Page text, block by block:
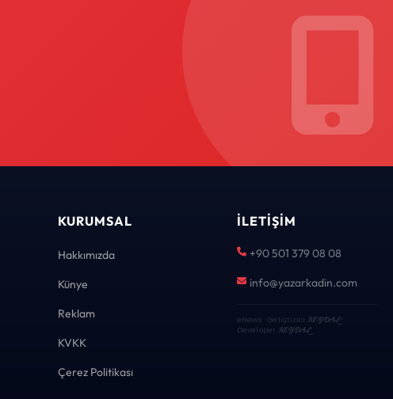
KURUMSAL
Hakkımızda
Künye
Reklam
KVKK
Çerez Politikası
İLETIŞIM
+90 501 379 08 08
info@yazarkadin.com
eNews · Geliştirici KEYDAL·
Developer KEYDAL